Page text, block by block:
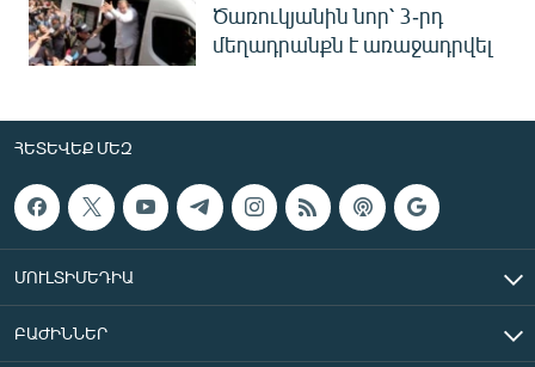
Ծառուկյանին նոր՝ 3-րդ
մեղադրանքն է առաջադրվել
ՀԵՏԵՎԵՔ ՄԵԶ
ՄՈՒԼՏԻՄԵԴԻԱ
ԲԱԺԻՆՆԵՐ